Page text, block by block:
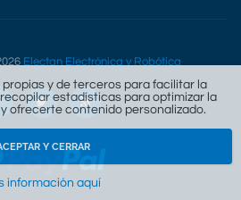
Electan Electrónica y Robótica
y de terceros para facilitar la
estadísticas para optimizar la
ofrecerte contenido personalizado.
Y CERRAR
información aquí